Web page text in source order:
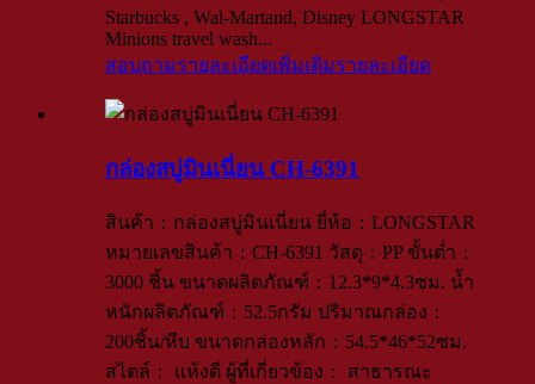
Starbucks , Wal-Martand, Disney LONGSTAR
Minions travel wash...
สอบถามรายละเอียดเพิ่มเติมรายละเอียด
กล่องสบู่มินเนี่ยน CH-6391
สินค้า：กล่องสบู่มินเนี่ยน ยี่ห้อ：LONGSTAR
หมายเลขสินค้า：CH-6391 วัสดุ：PP ขั้นต่ำ：
3000 ชิ้น ขนาดผลิตภัณฑ์：12.3*9*4.3ซม. น้ำ
หนักผลิตภัณฑ์：52.5กรัม ปริมาณกล่อง：
200ชิ้น/หีบ ขนาดกล่องหลัก：54.5*46*52ซม.
สไตล์： แห้งดี ผู้ที่เกี่ยวข้อง： สาธารณะ